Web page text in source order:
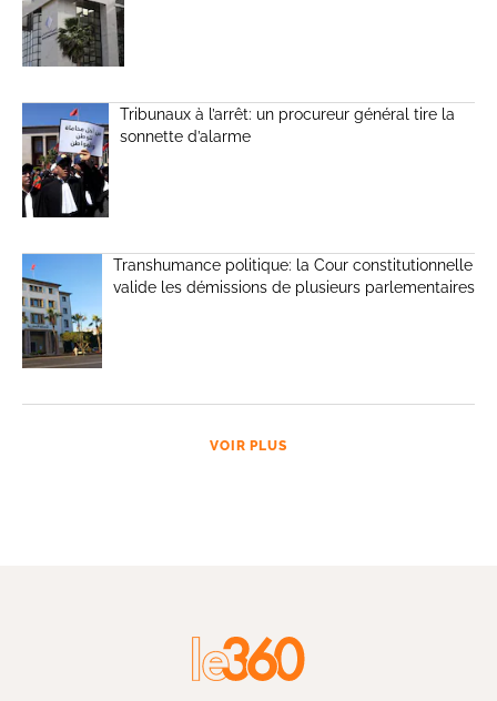
Tribunaux à l’arrêt: un procureur général tire la
sonnette d’alarme
Transhumance politique: la Cour constitutionnelle
valide les démissions de plusieurs parlementaires
VOIR PLUS